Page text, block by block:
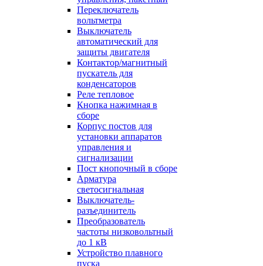
Переключатель
вольтметра
Выключатель
автоматический для
защиты двигателя
Контактор/магнитный
пускатель для
конденсаторов
Реле тепловое
Кнопка нажимная в
сборе
Корпус постов для
установки аппаратов
управления и
сигнализации
Пост кнопочный в сборе
Арматура
светосигнальная
Выключатель-
разъединитель
Преобразователь
частоты низковольтный
до 1 кВ
Устройство плавного
пуска